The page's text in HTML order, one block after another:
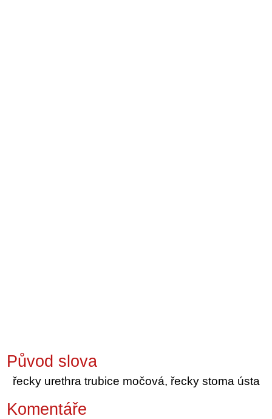
Původ slova
řecky urethra trubice močová, řecky stoma ústa
Komentáře